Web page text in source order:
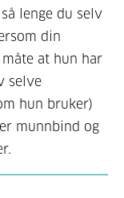
lenge du selv
din
at hun har
selve
hun bruker)
munnbind og